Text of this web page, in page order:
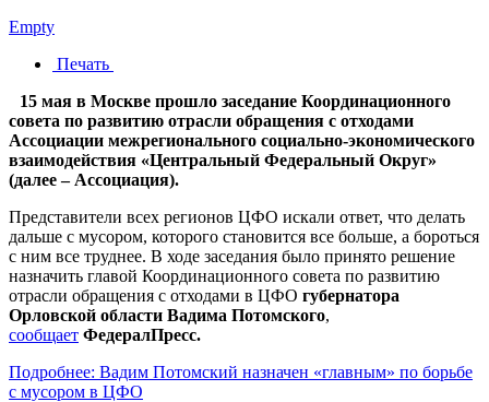
Empty
Печать
15 мая в Москве прошло заседание Координационного
совета по развитию отрасли обращения с отходами
Ассоциации межрегионального социально-экономического
взаимодействия «Центральный Федеральный Округ»
(далее – Ассоциация).
Представители всех регионов ЦФО искали ответ, что делать
дальше с мусором, которого становится все больше, а бороться
с ним все труднее. В ходе заседания было принято решение
назначить главой Координационного совета по развитию
отрасли обращения с отходами в ЦФО губернатора
Орловской области Вадима Потомского,
сообщает ФедералПресс.
Подробнее: Вадим Потомский назначен «главным» по борьбе
с мусором в ЦФО